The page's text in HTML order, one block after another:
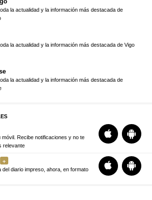
la actualidad y la información más destacada de
la actualidad y la información más destacada de Vigo
la actualidad y la información más destacada de
móvil. Recibe notificaciones y no te
relevante
diario impreso, ahora, en formato